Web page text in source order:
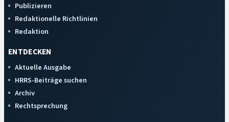
Publizieren
Redaktionelle Richtlinien
Redaktion
ENTDECKEN
Aktuelle Ausgabe
HRRS-Beiträge suchen
Archiv
Rechtsprechung